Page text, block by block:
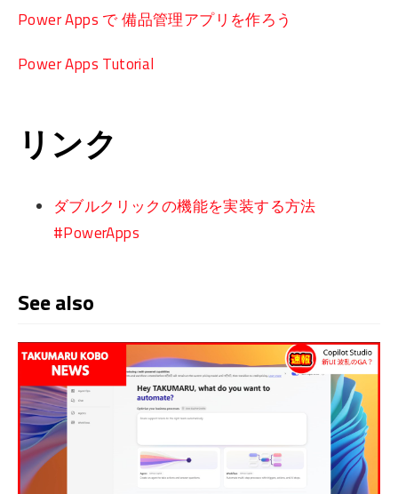
Power Apps で 備品管理アプリを作ろう
Power Apps Tutorial
リンク
ダブルクリックの機能を実装する方法
#PowerApps
See also